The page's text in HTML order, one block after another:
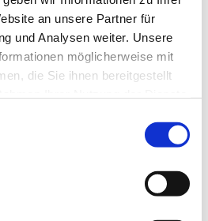
an unsere Partner für
und Analysen weiter. Unsere
möglicherweise mit
die Sie ihnen bereitgestellt